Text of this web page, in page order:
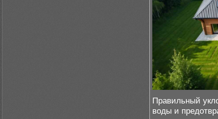
Правильный
воды и